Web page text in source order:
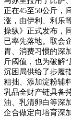
正在45至50公斤，
涨，由伊利、利乐
操纵》正式发布，
已率先落地。取会
胃、消费习惯的深
斤阈值，也为破解
沉困局供给了步履
粗拙、添加淀粉辅
乳品全财产链具备
油、乳清卵白等深
企合做定向培育深